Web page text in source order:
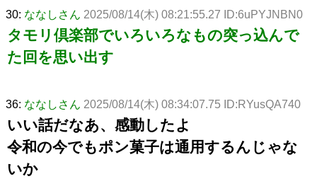
30: ななしさん 2025/08/14(木) 08:21:55.27 ID:6uPYJNBN0
タモリ倶楽部でいろいろなもの突っ込んで
た回を思い出す
36: ななしさん 2025/08/14(木) 08:34:07.75 ID:RYusQA740
いい話だなあ、感動したよ
令和の今でもポン菓子は通用するんじゃな
いか